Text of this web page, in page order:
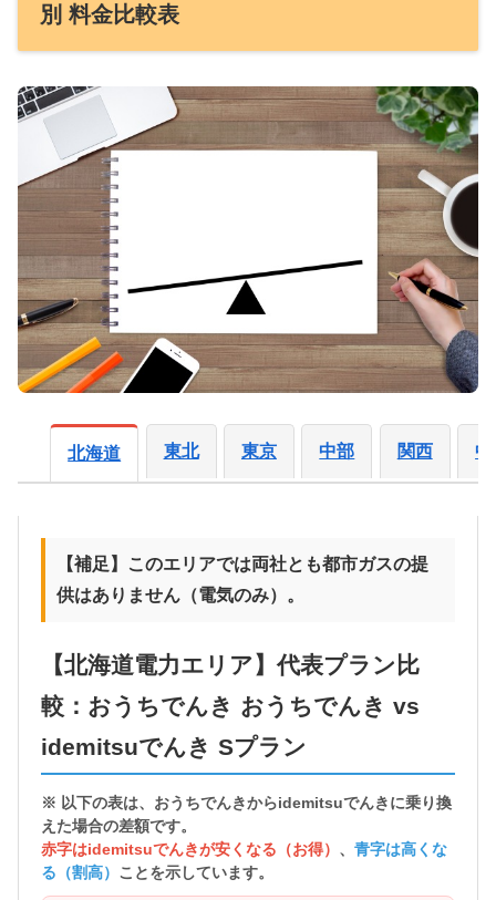
別 料金比較表
北海道 東北 東京 中部 関西 中
【補足】このエリアでは両社とも都市ガスの提
供はありません（電気のみ）。
【北海道電力エリア】代表プラン比
較：おうちでんき おうちでんき vs
idemitsuでんき Sプラン
※ 以下の表は、おうちでんきからidemitsuでんきに乗り換
えた場合の差額です。
赤字はidemitsuでんきが安くなる（お得） 、 青字は高くな
る（割高） ことを示しています。